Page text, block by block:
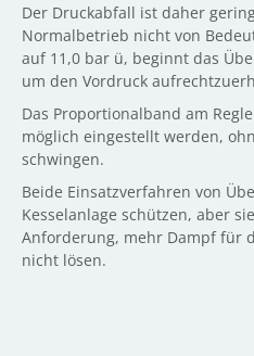
Der Druckabfall ist daher
Normalbetrieb nicht von
auf 11,0 bar ü, beginnt das
um den Vordruck
Das Proportionalband am
möglich eingestellt werden,
schwingen.
Beide Einsatzverfahren von
Kesselanlage schützen, aber
Anforderung, mehr Dampf für
nicht lösen.